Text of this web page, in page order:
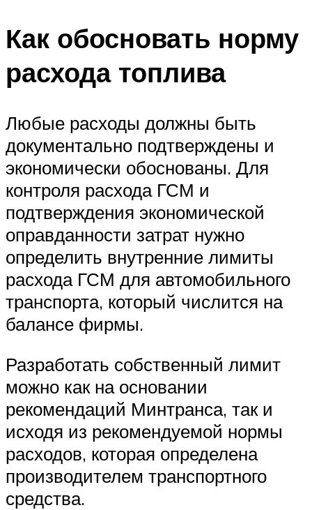
Как обосновать норму
расхода топлива
Любые расходы должны быть
документально подтверждены и
экономически обоснованы. Для
контроля расхода ГСМ и
подтверждения экономической
оправданности затрат нужно
определить внутренние лимиты
расхода ГСМ для автомобильного
транспорта, который числится на
балансе фирмы.
Разработать собственный лимит
можно как на основании
рекомендаций Минтранса, так и
исходя из рекомендуемой нормы
расходов, которая определена
производителем транспортного
средства.